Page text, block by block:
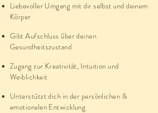
Liebevoller Umgang mit dir selbst und deinem
Körper
Gibt Aufschluss über deinen
Gesundheitszustand
Zugang zur Kreativität, Intuition und
Weiblichkeit
Unterstützt dich in der persönlichen &
emotionalen Entwicklung